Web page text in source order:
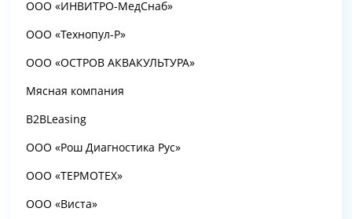
ООО «ИНВИТРО-МедСнаб»
ООО «Технопул-Р»
ООО «ОСТРОВ АКВАКУЛЬТУРА»
Мясная компания
B2BLeasing
ООО «Рош Диагностика Рус»
ООО «ТЕРМОТЕХ»
ООО «Виста»